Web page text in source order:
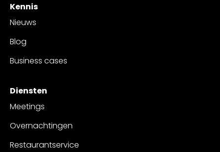
Kennis
Nieuws
Blog
Business cases
Diensten
Meetings
Overnachtingen
Restaurantservice